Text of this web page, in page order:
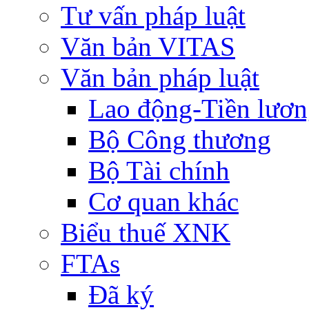
Tư vấn pháp luật
Văn bản VITAS
Văn bản pháp luật
Lao động-Tiền
Bộ Công thương
Bộ Tài chính
Cơ quan khác
Biểu thuế XNK
FTAs
Đã ký